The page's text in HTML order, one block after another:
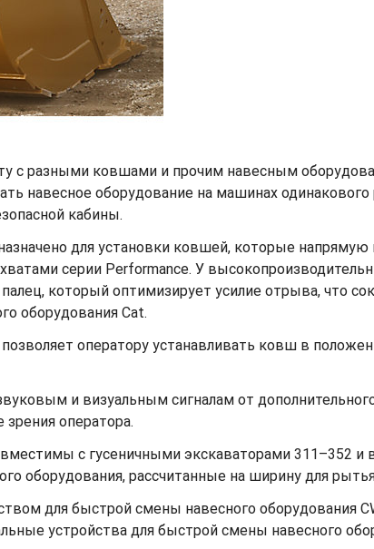
с разными ковшами и прочим навесным
навесное оборудование на машинах
кабины.
для установки ковшей, которые
серии Performance. У
который оптимизирует усилие отрыва, что
оборудования Cat.
оператору устанавливать ковш в
и визуальным сигналам от
оператора.
с гусеничными экскаваторами 311–352
оборудования, рассчитанные на ширину для
для быстрой смены навесного оборудования
устройства для быстрой смены навесного